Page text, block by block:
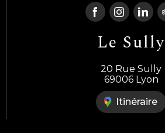
Le Sully
20 Rue Sully
69006 Lyon
Itinéraire